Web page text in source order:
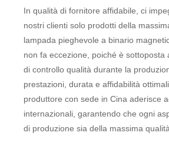
In qualità di fornitore affidabile, ci
nostri clienti solo prodotti della
lampada pieghevole a binario
non fa eccezione, poiché è sottoposta
di controllo qualità durante la
prestazioni, durata e affidabilità
produttore con sede in Cina aderisce
internazionali, garantendo che ogni
di produzione sia della massima qualità.